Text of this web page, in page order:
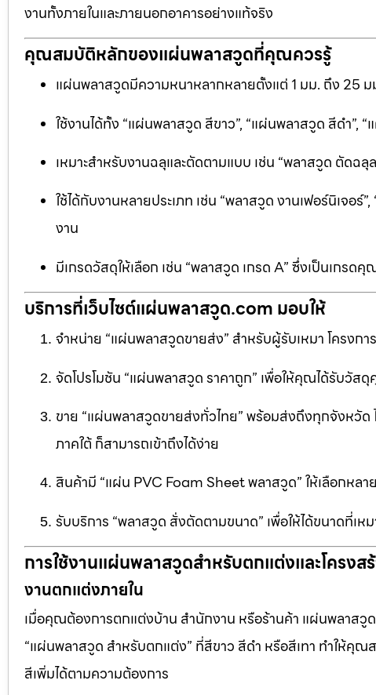
งานทั้งภายในและภายนอกอาคารอย่างแท้จริง
คุณสมบัติหลักของแผ่นพลาสวูดที่คุณควรรู้
แผ่นพลาสวูดมีความหนาหลากหลายตั้งแต่ 1 มม. ถึง 25
ใช้งานได้ทั้ง “แผ่นพลาสวูด สีขาว”, “แผ่นพลาสวูด สีดำ”,
เหมาะสำหรับงานฉลุและตัดตามแบบ เช่น “พลาสวูด ตัดฉลุ
ใช้ได้กับงานหลายประเภท เช่น “พลาสวูด งานเฟอร์นิเจอ
งาน
มีเกรดวัสดุให้เลือก เช่น “พลาสวูด เกรด A” ซึ่งเป็นเกร
บริการที่เว็บไซต์แผ่นพลาสวูด.com มอบให้
จำหน่าย “แผ่นพลาสวูดขายส่ง” สำหรับผู้รับเหมา โครงก
จัดโปรโมชัน “แผ่นพลาสวูด ราคาถูก” เพื่อให้คุณได้รับวัส
ขาย “แผ่นพลาสวูดขายส่งทั่วไทย” พร้อมส่งถึงทุกจังหวั
ภาคใต้ ก็สามารถเข้าถึงได้ง่าย
สินค้ามี “แผ่น PVC Foam Sheet พลาสวูด” ให้เลือกหล
รับบริการ “พลาสวูด สั่งตัดตามขนาด” เพื่อให้ได้ขนาดที่เห
การใช้งานแผ่นพลาสวูดสำหรับตกแต่งและโครงส
งานตกแต่งภายใน
เมื่อคุณต้องการตกแต่งบ้าน สำนักงาน หรือร้านค้า แผ่นพลาสวู
“แผ่นพลาสวูด สำหรับตกแต่ง” ที่สีขาว สีดำ หรือสีเทา ทำให้คุ
สีเพิ่มได้ตามความต้องการ